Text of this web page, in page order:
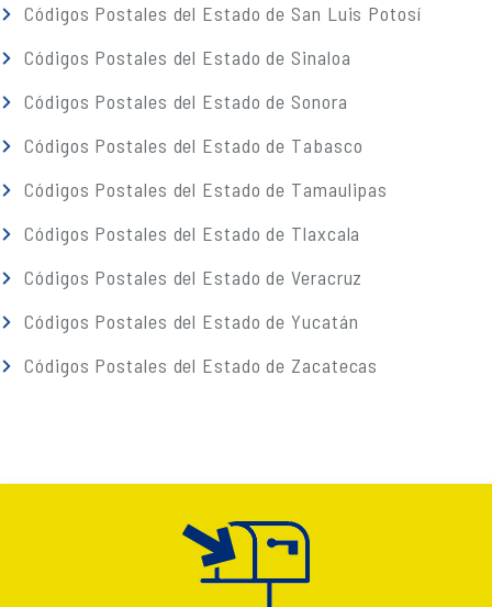
Códigos Postales del Estado de San Luis Potosí
Códigos Postales del Estado de Sinaloa
Códigos Postales del Estado de Sonora
Códigos Postales del Estado de Tabasco
Códigos Postales del Estado de Tamaulipas
Códigos Postales del Estado de Tlaxcala
Códigos Postales del Estado de Veracruz
Códigos Postales del Estado de Yucatán
Códigos Postales del Estado de Zacatecas